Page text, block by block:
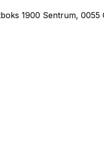
1900 Sentrum,